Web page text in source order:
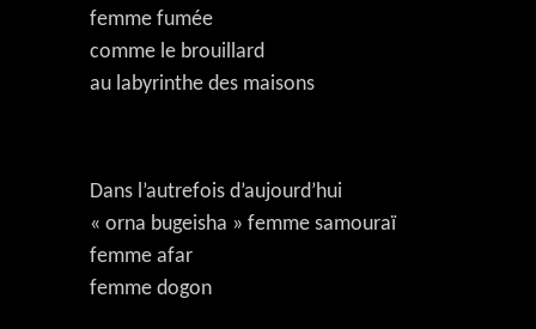
femme fumée
comme le brouillard
au labyrinthe des maisons
Dans l’autrefois d’aujourd’hui
« orna bugeisha » femme samouraï
femme afar
femme dogon